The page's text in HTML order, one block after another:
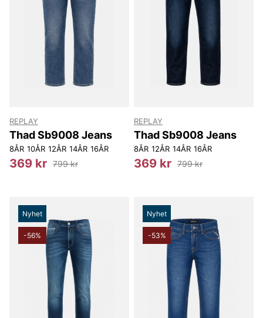
REPLAY
Thad Sb9008 Jeans
8ÅR 10ÅR 12ÅR 14ÅR 16ÅR
369 kr 799 kr
REPLAY
Thad Sb9008 Jeans
8ÅR 12ÅR 14ÅR 16ÅR
369 kr 799 kr
Nyhet
-56%
Nyhet
-53%